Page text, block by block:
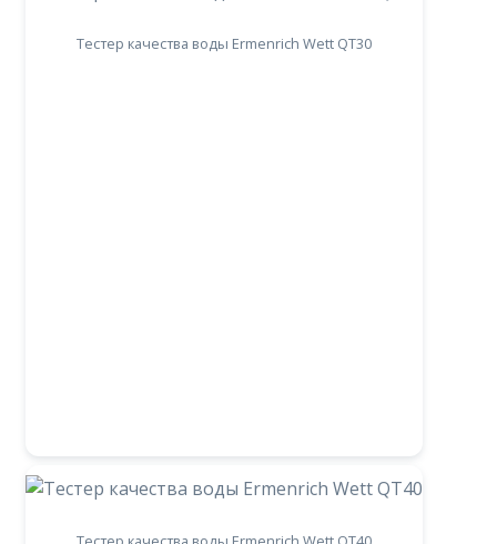
Тестер качества воды Ermenrich Wett QT30